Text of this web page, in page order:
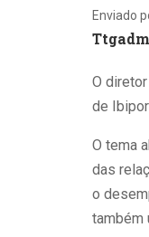
Enviado
O
de
O tema
das
o
também
Aluno estuda com
computador.
disseminação
modelos de
como o ChatGPT
ambientes
instalou um
que se repete com